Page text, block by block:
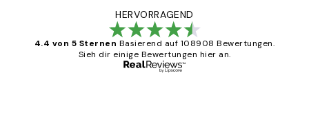
HERVORRAGEND
4.4 von 5 Sternen Basierend auf 108908 Bewertungen.
Sieh dir einige Bewertungen hier an.